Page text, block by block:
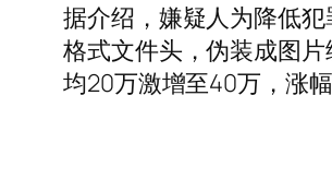
据介绍，嫌疑人为降低
格式文件头，伪装成图
均20万激增至40万，涨幅